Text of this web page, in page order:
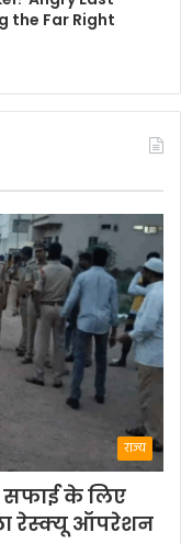
the Far Right
राज्य
सफाई के लिए
रेस्क्यू ऑपरेशन